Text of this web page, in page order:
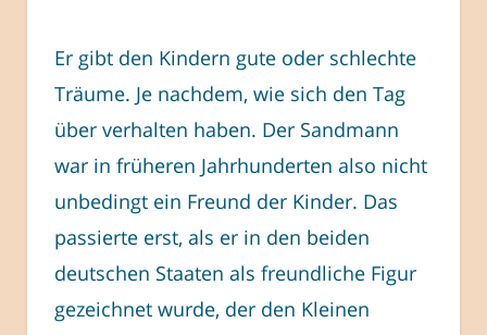
Er gibt den Kindern gute oder schlechte
Träume. Je nachdem, wie sich den Tag
über verhalten haben. Der Sandmann
war in früheren Jahrhunderten also nicht
unbedingt ein Freund der Kinder. Das
passierte erst, als er in den beiden
deutschen Staaten als freundliche Figur
gezeichnet wurde, der den Kleinen